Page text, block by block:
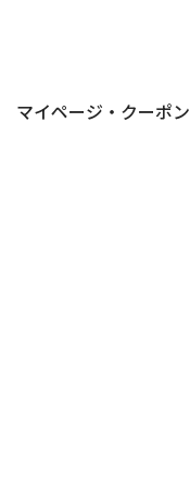
マイページ・クーポン